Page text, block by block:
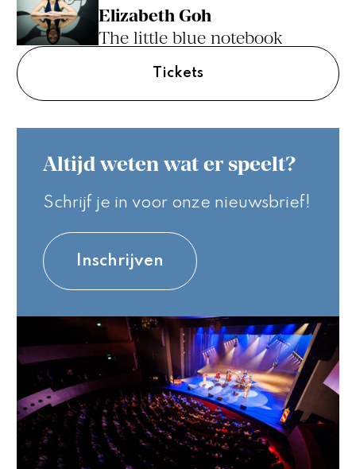
Elizabeth Goh
The little blue notebook
Tickets
Altijd weten wat er speelt?
Schrijf je in voor onze nieuwsbrief!
Inschrijven